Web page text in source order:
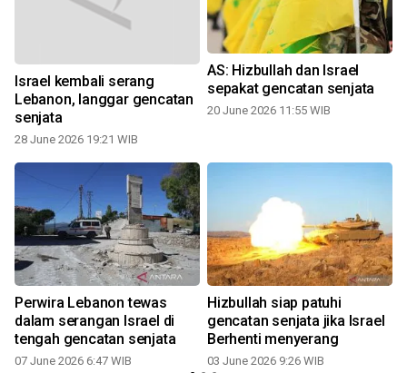
Israel kembali serang
Lebanon, langgar gencatan
senjata
28 June 2026 19:21 WIB
AS: Hizbullah dan Israel
sepakat gencatan senjata
20 June 2026 11:55 WIB
Perwira Lebanon tewas
dalam serangan Israel di
tengah gencatan senjata
07 June 2026 6:47 WIB
Hizbullah siap patuhi
gencatan senjata jika Israel
Berhenti menyerang
03 June 2026 9:26 WIB